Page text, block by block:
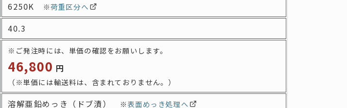
6250K ※荷重区分へ
40.3
※ご発注時には、 単価の確認をお願いします。
46,800 円
（※単価には輸送料は、 含まれておりません。）
溶解亜鉛めっき（ドブ漬） ※表面めっき処理へ